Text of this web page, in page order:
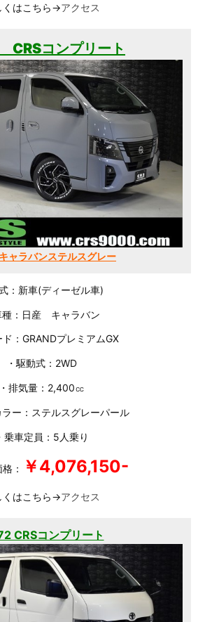
くはこちら→アクセス
コンプリート
ャラバンステルスグレー
：新車(ディーゼル車)
種：日産 キャラバン
ド：GRANDプレミアムGX
・駆動式：2WD
・排気量：2,400㏄
ラー：ステルスグレーパール
乗車定員：5人乗り
： ￥4,076,150-
くはこちら→アクセス
CRSコンプリート